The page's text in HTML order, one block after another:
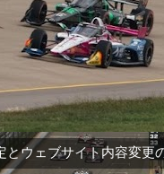
とウェブサイト内容変更